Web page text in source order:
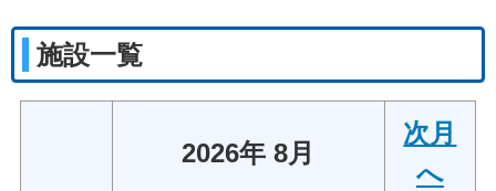
施設一覧
2026年 8月
次月
へ